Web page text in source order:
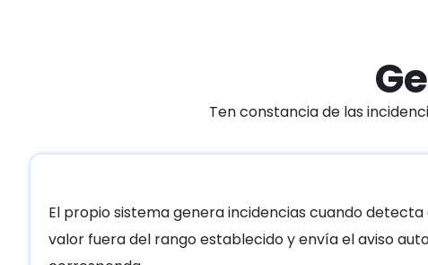
Ten constancia de las
El propio sistema genera incidencias cuando
valor fuera del rango establecido y envía el aviso
Soluciones